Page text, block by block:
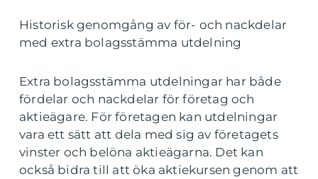
Historisk genomgång av för- och nackdelar
med extra bolagsstämma utdelning
Extra bolagsstämma utdelningar har både
fördelar och nackdelar för företag och
aktieägare. För företagen kan utdelningar
vara ett sätt att dela med sig av företagets
vinster och belöna aktieägarna. Det kan
också bidra till att öka aktiekursen genom att